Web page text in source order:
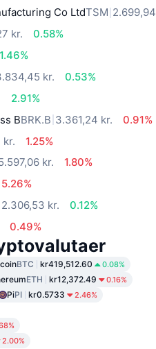
Co LtdTSM
kr.
0.58%
kr.
0.53%
2.91%
BBRK.B 3.361,24 kr.
0.91%
kr.
1.25%
kr.
1.80%
5.26%
2.306,53 kr.
0.12%
0.49%
BTC kr419,512.60 0.08%
ETH kr12,372.49 0.16%
PiPI kr0.5733 2.46%
2.00%